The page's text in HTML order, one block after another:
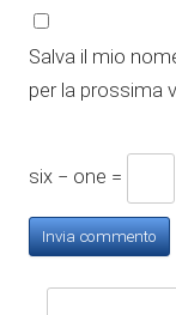
Salva il mio
per la prossima
six − one =